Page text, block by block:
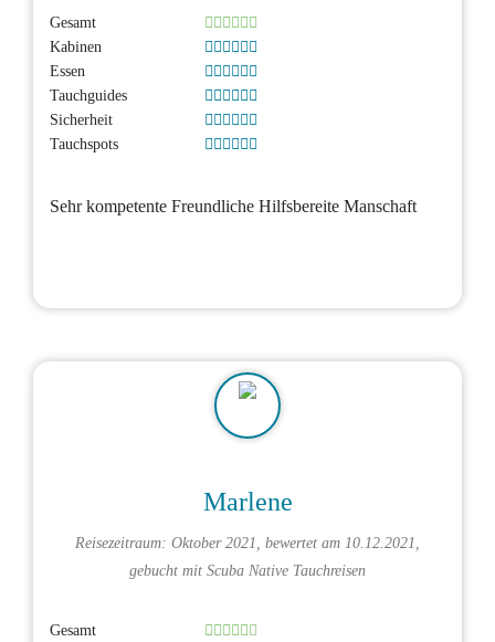
Gesamt
Kabinen
Essen
Tauchguides
Sicherheit
Tauchspots
Sehr kompetente Freundliche Hilfsbereite Manschaft
Marlene
Reisezeitraum: Oktober 2021, bewertet am 10.12.2021,
gebucht mit Scuba Native Tauchreisen
Gesamt